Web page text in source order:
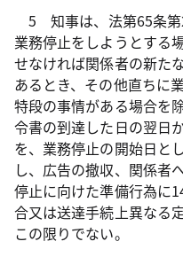
5 知事は、法第65条第
業務停止をしようとする
せなければ関係者の新た
あるとき、その他直ちに
特段の事情がある場合を
令書の到達した日の翌日
を、業務停止の開始日と
し、広告の撤収、関係者
停止に向けた準備行為に
合又は送達手続上異なる
この限りでない。